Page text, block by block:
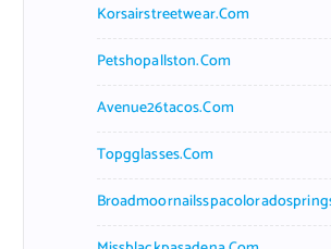
Korsairstreetwear.com
Petshopallston.com
Avenue26tacos.com
Topgglasses.com